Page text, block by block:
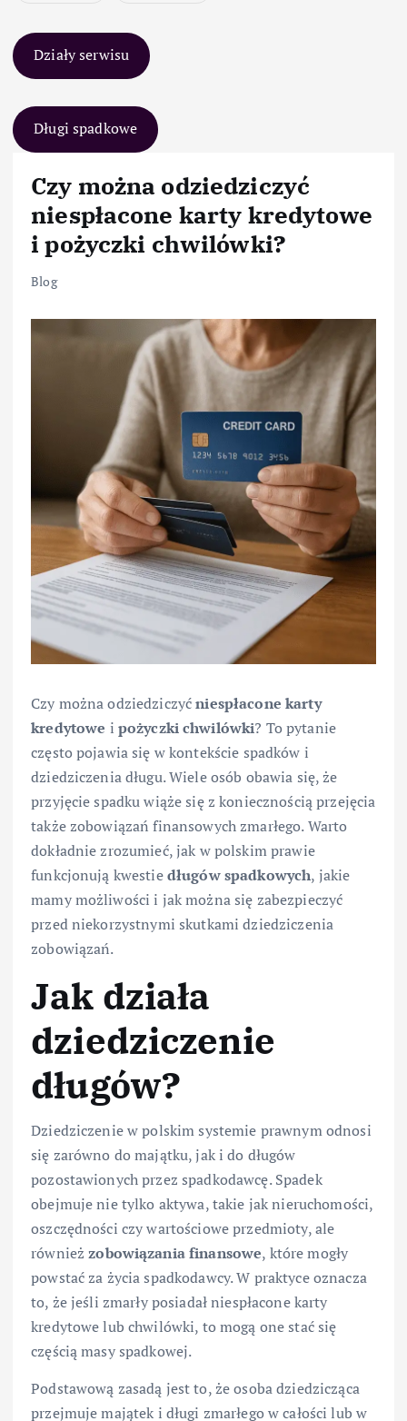
Działy serwisu
Długi spadkowe
Czy można odziedziczyć
niespłacone karty kredytowe
i pożyczki chwilówki?
Blog
Czy można odziedziczyćniespłacone karty
kredytowe i pożyczki chwilówki? To pytanie
często pojawia się w kontekście spadków i
dziedziczenia długu. Wiele osób obawia się, że
przyjęcie spadku wiąże się z koniecznością przejęcia
także zobowiązań finansowych zmarłego. Warto
dokładnie zrozumieć, jak w polskim prawie
funkcjonują kwestiedługów spadkowych, jakie
mamy możliwości i jak można się zabezpieczyć
przed niekorzystnymi skutkami dziedziczenia
zobowiązań.
Jak działa
dziedziczenie
długów?
Dziedziczenie w polskim systemie prawnym odnosi
się zarówno do majątku, jak i do długów
pozostawionych przez spadkodawcę. Spadek
obejmuje nie tylko aktywa, takie jak nieruchomości,
oszczędności czy wartościowe przedmioty, ale
równieżzobowiązania finansowe, które mogły
powstać za życia spadkodawcy. W praktyce oznacza
to, że jeśli zmarły posiadał niespłacone karty
kredytowe lub chwilówki, to mogą one stać się
częścią masy spadkowej.
Podstawową zasadą jest to, że osoba dziedzicząca
przejmuje majątek i długi zmarłego w całości lub w